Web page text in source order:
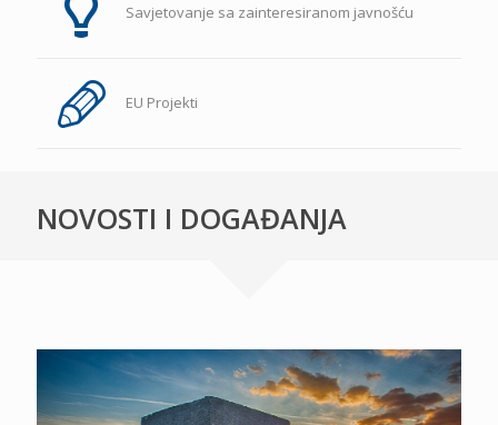
Savjetovanje sa zainteresiranom javnošću
EU Projekti
NOVOSTI I DOGAĐANJA